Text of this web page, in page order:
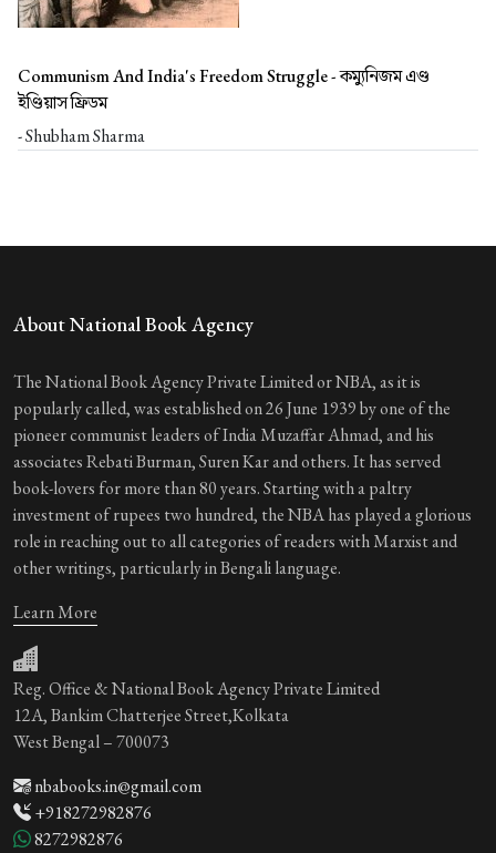
Communism And India's Freedom Struggle -কম্যুনিজম এণ্ড
ইণ্ডিয়াস ফ্রিডম
- Shubham Sharma
About National Book Agency
The National Book Agency Private Limited or NBA, as it is
popularly called, was established on 26 June 1939 by one of the
pioneer communist leaders of India Muzaffar Ahmad, and his
associates Rebati Burman, Suren Kar and others. It has served
book-lovers for more than 80 years. Starting with a paltry
investment of rupees two hundred, the NBA has played a glorious
role in reaching out to all categories of readers with Marxist and
other writings, particularly in Bengali language.
Learn More
Reg. Office & National Book Agency Private Limited
12A, Bankim Chatterjee Street,Kolkata
West Bengal – 700073
nbabooks.in@gmail.com
+918272982876
8272982876